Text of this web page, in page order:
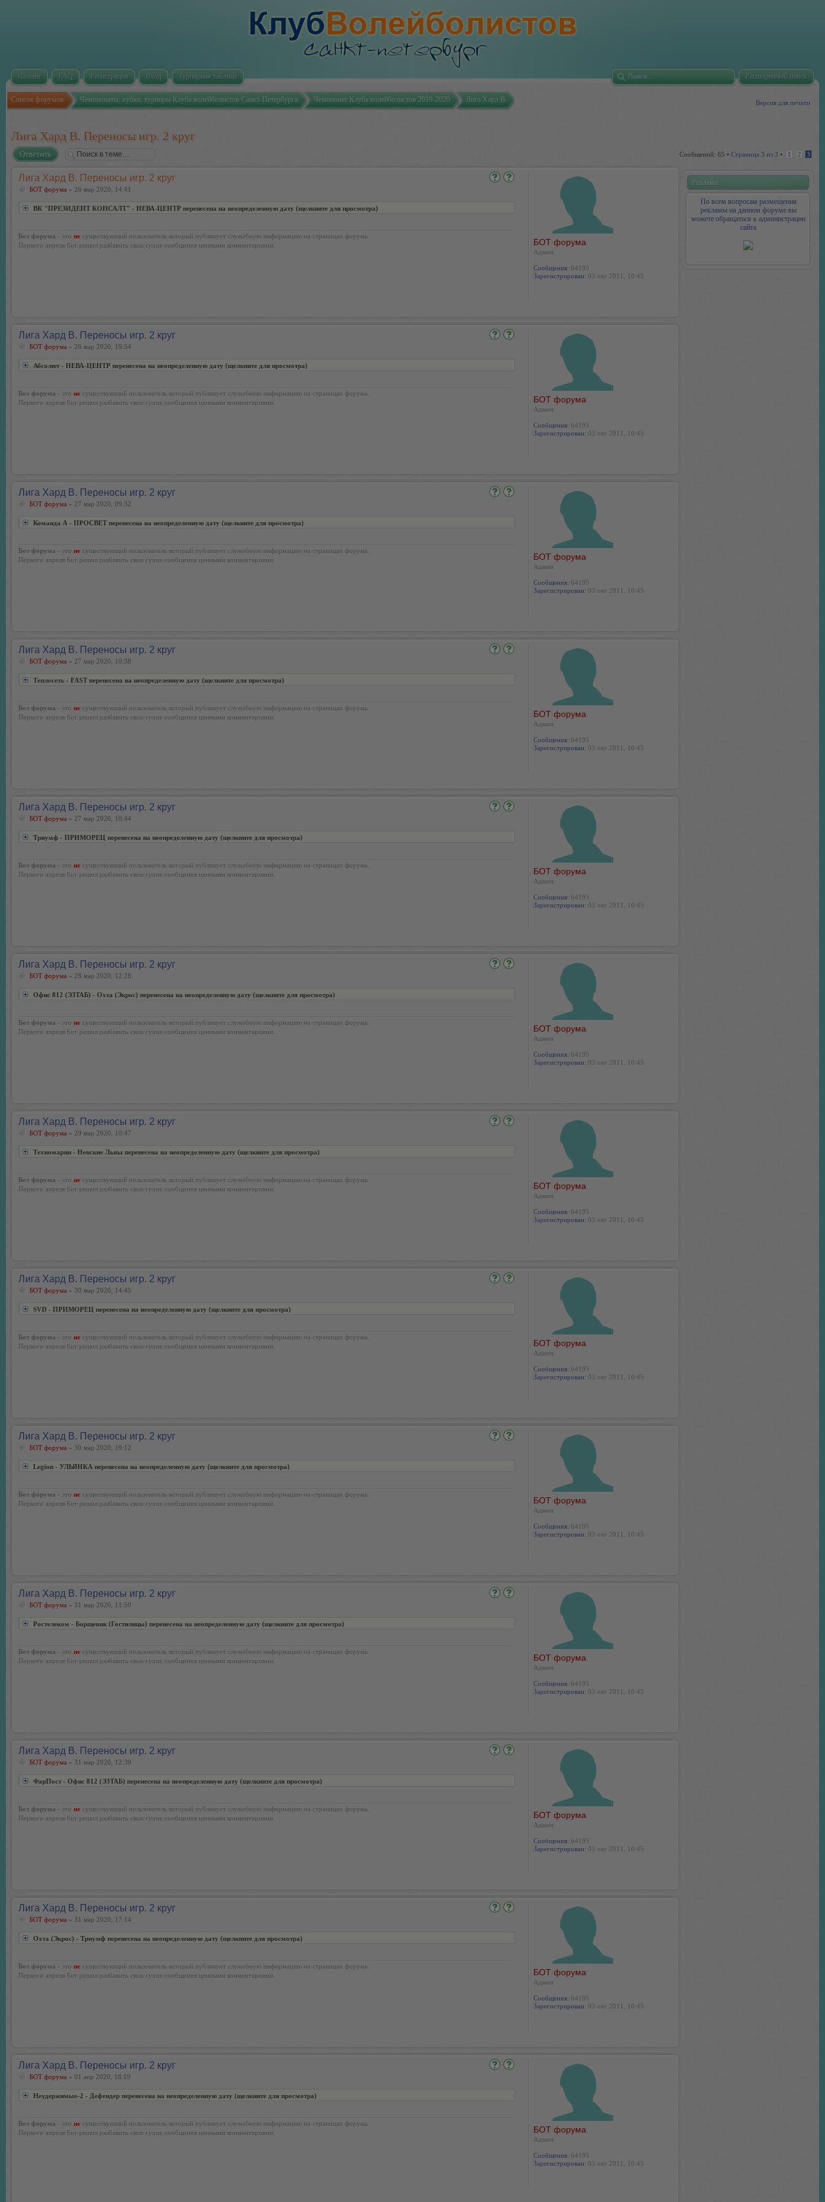
Расширенный поиск
На сайт FAQ Регистрация Вход Турнирная таблица
Версия для печати
Список форумов Чемпионаты, кубки, турниры Клуба волейболистов Санкт-Петербурга Чемпионат Клуба волейболистов 2019-2020 Лига Хард В
Лига Хард В. Переносы игр. 2 круг
Ответить Сообщений: 65 • Страница 3 из 3 • 1 2 3
Лига Хард В. Переносы игр. 2 круг
БОТ форума » 26 мар 2020, 14:41
ВК "ПРЕЗИДЕНТ КОНСАЛТ" - НЕВА-ЦЕНТР перенесена на неопределенную дату (щелкните для просмотра)
Бот форума - это не существующий пользователь который публикует служебную информацию на страницах форума.
Первого апреля бот решил разбавить свои сухие сообщения ценными комментариями.
БОТ форума
Админ
Сообщения: 64195
Зарегистрирован: 03 окт 2011, 10:45
Лига Хард В. Переносы игр. 2 круг
БОТ форума » 26 мар 2020, 19:54
Абсолют - НЕВА-ЦЕНТР перенесена на неопределенную дату (щелкните для просмотра)
Бот форума - это не существующий пользователь который публикует служебную информацию на страницах форума.
Первого апреля бот решил разбавить свои сухие сообщения ценными комментариями.
БОТ форума
Админ
Сообщения: 64195
Зарегистрирован: 03 окт 2011, 10:45
Лига Хард В. Переносы игр. 2 круг
БОТ форума » 27 мар 2020, 09:32
Команда А - ПРОСВЕТ перенесена на неопределенную дату (щелкните для просмотра)
Бот форума - это не существующий пользователь который публикует служебную информацию на страницах форума.
Первого апреля бот решил разбавить свои сухие сообщения ценными комментариями.
БОТ форума
Админ
Сообщения: 64195
Зарегистрирован: 03 окт 2011, 10:45
Лига Хард В. Переносы игр. 2 круг
БОТ форума » 27 мар 2020, 10:38
Теплосеть - FAST перенесена на неопределенную дату (щелкните для просмотра)
Бот форума - это не существующий пользователь который публикует служебную информацию на страницах форума.
Первого апреля бот решил разбавить свои сухие сообщения ценными комментариями.
БОТ форума
Админ
Сообщения: 64195
Зарегистрирован: 03 окт 2011, 10:45
Лига Хард В. Переносы игр. 2 круг
БОТ форума » 27 мар 2020, 10:44
Триумф - ПРИМОРЕЦ перенесена на неопределенную дату (щелкните для просмотра)
Бот форума - это не существующий пользователь который публикует служебную информацию на страницах форума.
Первого апреля бот решил разбавить свои сухие сообщения ценными комментариями.
БОТ форума
Админ
Сообщения: 64195
Зарегистрирован: 03 окт 2011, 10:45
Лига Хард В. Переносы игр. 2 круг
БОТ форума » 28 мар 2020, 12:28
Офис 812 (ЭЗТАБ) - Охта (Экрос) перенесена на неопределенную дату (щелкните для просмотра)
Бот форума - это не существующий пользователь который публикует служебную информацию на страницах форума.
Первого апреля бот решил разбавить свои сухие сообщения ценными комментариями.
БОТ форума
Админ
Сообщения: 64195
Зарегистрирован: 03 окт 2011, 10:45
Лига Хард В. Переносы игр. 2 круг
БОТ форума » 29 мар 2020, 10:47
Техномарин - Невские Львы перенесена на неопределенную дату (щелкните для просмотра)
Бот форума - это не существующий пользователь который публикует служебную информацию на страницах форума.
Первого апреля бот решил разбавить свои сухие сообщения ценными комментариями.
БОТ форума
Админ
Сообщения: 64195
Зарегистрирован: 03 окт 2011, 10:45
Лига Хард В. Переносы игр. 2 круг
БОТ форума » 30 мар 2020, 14:45
SVD - ПРИМОРЕЦ перенесена на неопределенную дату (щелкните для просмотра)
Бот форума - это не существующий пользователь который публикует служебную информацию на страницах форума.
Первого апреля бот решил разбавить свои сухие сообщения ценными комментариями.
БОТ форума
Админ
Сообщения: 64195
Зарегистрирован: 03 окт 2011, 10:45
Лига Хард В. Переносы игр. 2 круг
БОТ форума » 30 мар 2020, 19:12
Legion - УЛЬЯНКА перенесена на неопределенную дату (щелкните для просмотра)
Бот форума - это не существующий пользователь который публикует служебную информацию на страницах форума.
Первого апреля бот решил разбавить свои сухие сообщения ценными комментариями.
БОТ форума
Админ
Сообщения: 64195
Зарегистрирован: 03 окт 2011, 10:45
Лига Хард В. Переносы игр. 2 круг
БОТ форума » 31 мар 2020, 11:50
Ростелеком - Борщевик (Гостилицы) перенесена на неопределенную дату (щелкните для просмотра)
Бот форума - это не существующий пользователь который публикует служебную информацию на страницах форума.
Первого апреля бот решил разбавить свои сухие сообщения ценными комментариями.
БОТ форума
Админ
Сообщения: 64195
Зарегистрирован: 03 окт 2011, 10:45
Лига Хард В. Переносы игр. 2 круг
БОТ форума » 31 мар 2020, 12:39
ФарПост - Офис 812 (ЭЗТАБ) перенесена на неопределенную дату (щелкните для просмотра)
Бот форума - это не существующий пользователь который публикует служебную информацию на страницах форума.
Первого апреля бот решил разбавить свои сухие сообщения ценными комментариями.
БОТ форума
Админ
Сообщения: 64195
Зарегистрирован: 03 окт 2011, 10:45
Лига Хард В. Переносы игр. 2 круг
БОТ форума » 31 мар 2020, 17:14
Охта (Экрос) - Триумф перенесена на неопределенную дату (щелкните для просмотра)
Бот форума - это не существующий пользователь который публикует служебную информацию на страницах форума.
Первого апреля бот решил разбавить свои сухие сообщения ценными комментариями.
БОТ форума
Админ
Сообщения: 64195
Зарегистрирован: 03 окт 2011, 10:45
Лига Хард В. Переносы игр. 2 круг
БОТ форума » 01 апр 2020, 18:19
Неудержимые-2 - Дефендер перенесена на неопределенную дату (щелкните для просмотра)
Бот форума - это не существующий пользователь который публикует служебную информацию на страницах форума.
Первого апреля бот решил разбавить свои сухие сообщения ценными комментариями.
БОТ форума
Админ
Сообщения: 64195
Зарегистрирован: 03 окт 2011, 10:45
Реклама
По всем вопросам размещения
рекламы на данном форуме вы
можете обращаться к администрации
сайта